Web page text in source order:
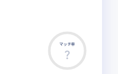
マッチ率